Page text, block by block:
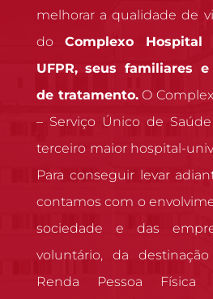
melhorar a qualidade de
do Complexo
UFPR, seus familiares
de tratamento.O
– Serviço Único de
terceiro maior hospital-
Para conseguir levar
contamos com o
sociedade e das
voluntário, da
Renda Pessoa